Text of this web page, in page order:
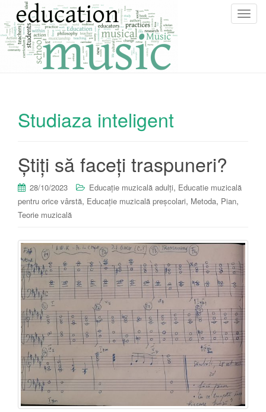
T
Studiaza inteligent
Știți să faceți traspuneri?
28/10/2023 Educație muzicală adulți, Educatie muzicală
pentru orice vârstă, Educație muzicală preșcolari, Metoda, Pian,
Teorie muzicală